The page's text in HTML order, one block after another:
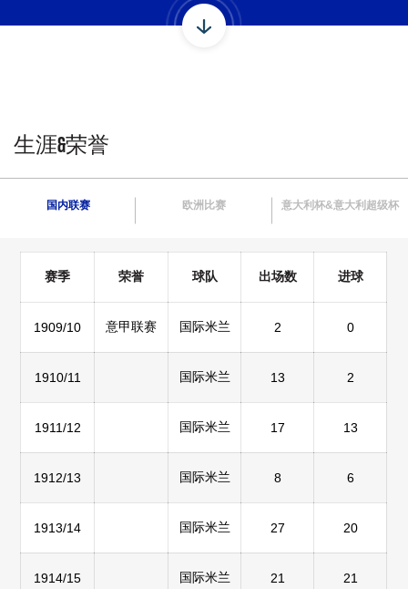
生涯&荣誉
意大利杯&意大利超级杯
欧洲比赛
国内联赛
赛季 荣誉 球队 出场数 进球
1909/10 意甲联赛 国际米兰 2 0
1910/11 国际米兰 13 2
1911/12 国际米兰 17 13
1912/13 国际米兰 8 6
1913/14 国际米兰 27 20
1914/15 国际米兰 21 21